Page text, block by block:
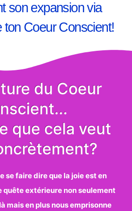
son expansion via
ton Coeur Conscient!
du Coeur
que cela veut
se faire dire que la joie est en
quête extérieure non seulement
mais en plus nous emprisonne